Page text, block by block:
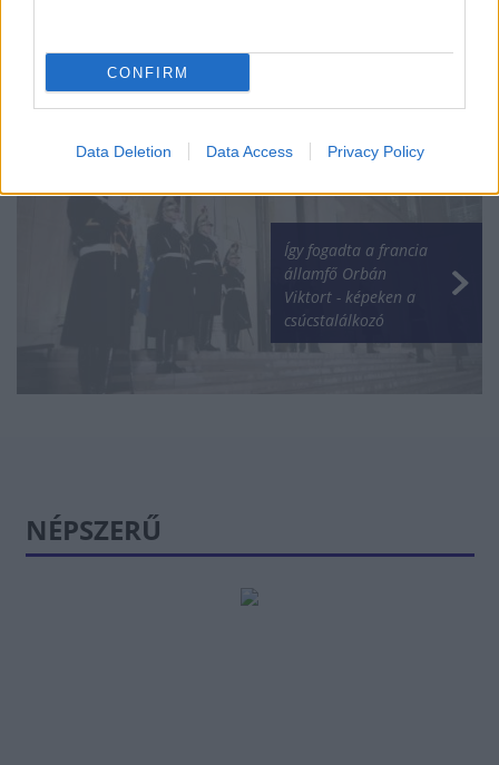
CONFIRM
Data Deletion Data Access Privacy Policy
újabb támadásokat
ukránok
Így fogadta a francia
államfő Orbán
Viktort - képeken a
csúcstalálkozó
NÉPSZERŰ